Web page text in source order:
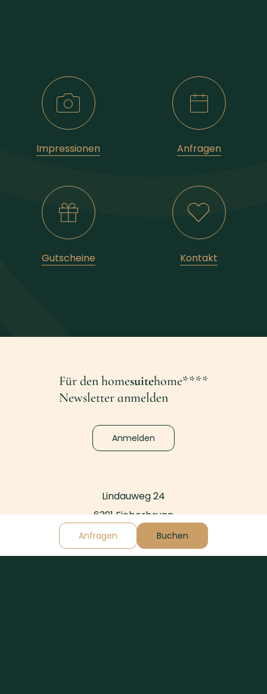
Impressionen Anfragen
Gutscheine Kontakt
Für den homesuitehome****
Newsletter anmelden
Anmelden
Lindauweg 24
6391 Fieberbrunn
Anfragen Buchen